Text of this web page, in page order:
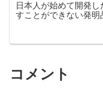
日本人が始めて開発
すことができない発明
コメント